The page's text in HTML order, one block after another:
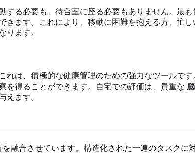
る必要も、待合室に座る必要もありません。最
ます。これにより、移動に困難を抱える方、忙
ります。
は、積極的な健康管理のための強力なツールで
を得ることができます。自宅での評価は、貴重な
えます。
融合させています。構造化された一連のタスクに